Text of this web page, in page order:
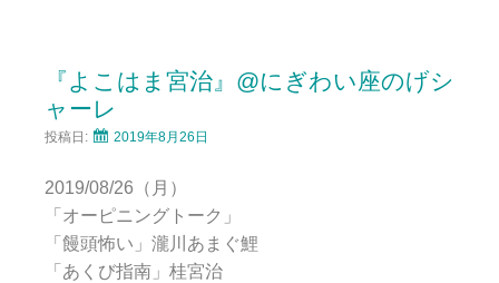
『よこはま宮治』@にぎわい座のげシ
ャーレ
投稿日: 2019年8月26日
2019/08/26（月）
「オーピニングトーク」
「饅頭怖い」瀧川あまぐ鯉
「あくび指南」桂宮治